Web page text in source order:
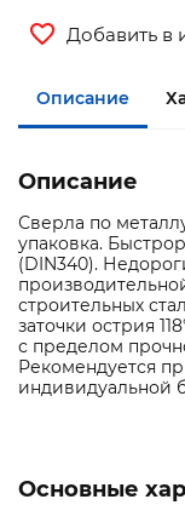
Добавить в
Описание
Описание
Сверла по
упаковка.
(DIN340).
строительных
заточки острия
с пределом
Рекомендуется
индивидуальной
Основные